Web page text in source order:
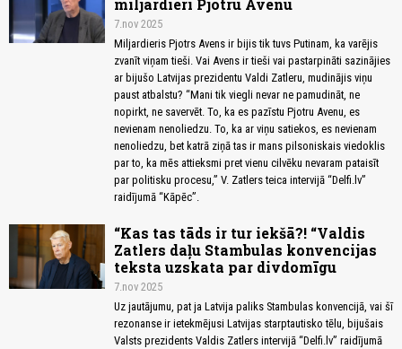
miljardieri Pjotru Avenu
7.nov 2025
Miljardieris Pjotrs Avens ir bijis tik tuvs Putinam, ka varējis
zvanīt viņam tieši. Vai Avens ir tieši vai pastarpināti sazinājies
ar bijušo Latvijas prezidentu Valdi Zatleru, mudinājis viņu
paust atbalstu? “Mani tik viegli nevar ne pamudināt, ne
nopirkt, ne savervēt. To, ka es pazīstu Pjotru Avenu, es
nevienam nenoliedzu. To, ka ar viņu satiekos, es nevienam
nenoliedzu, bet katrā ziņā tas ir mans pilsoniskais viedoklis
par to, ka mēs attieksmi pret vienu cilvēku nevaram pataisīt
par politisku procesu,” V. Zatlers teica intervijā “Delfi.lv”
raidījumā “Kāpēc”.
“Kas tas tāds ir tur iekšā?! “Valdis
Zatlers daļu Stambulas konvencijas
teksta uzskata par divdomīgu
7.nov 2025
Uz jautājumu, pat ja Latvija paliks Stambulas konvencijā, vai šī
rezonanse ir ietekmējusi Latvijas starptautisko tēlu, bijušais
Valsts prezidents Valdis Zatlers intervijā “Delfi.lv” raidījumā